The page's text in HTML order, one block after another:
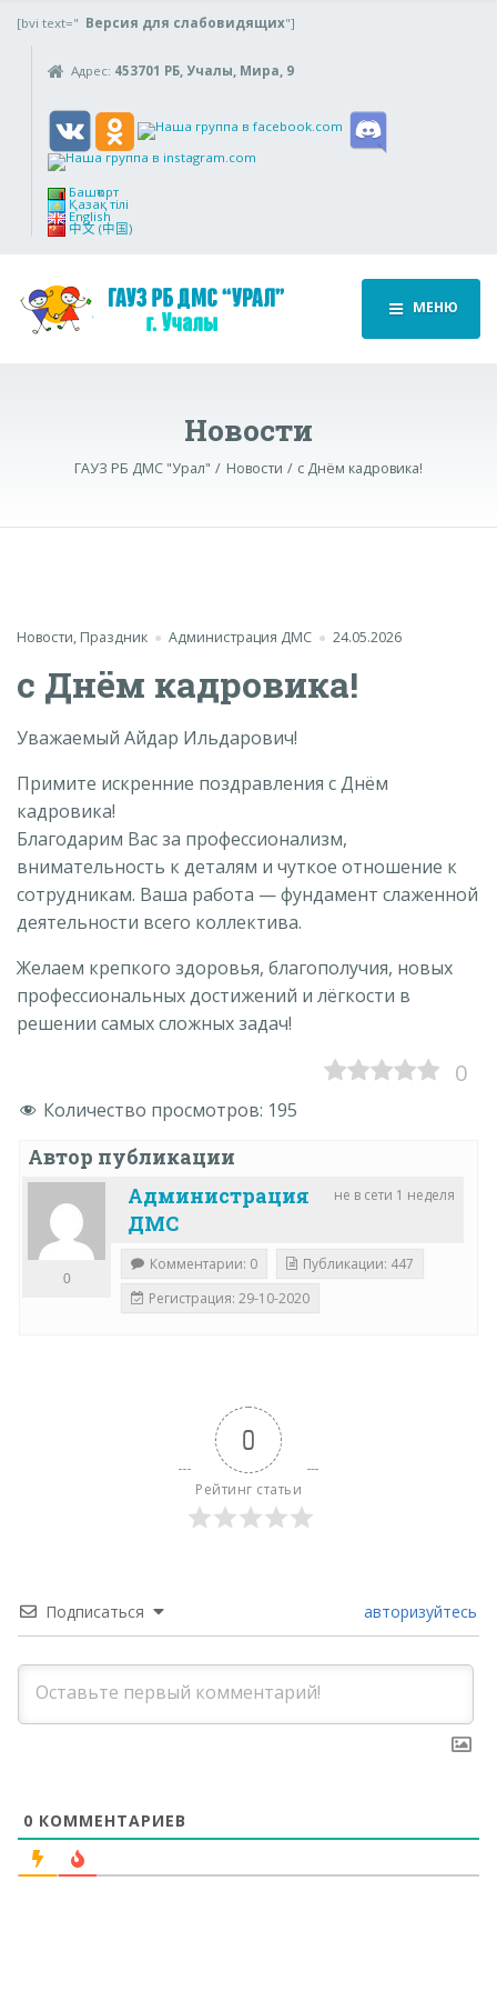
[bvi text=" Версия для слабовидящих"]
Адрес: 453701 РБ, Учалы, Мира, 9
Башҡорт
Қазақ тілі
English
中文 (中国)
МЕНЮ
Новости
ГАУЗ РБ ДМС "Урал" Новости с Днём кадровика!
Новости, Праздник Администрация ДМС 24.05.2026
с Днём кадровика!
Уважаемый Айдар Ильдарович!
Примите искренние поздравления с Днём
кадровика!
Благодарим Вас за профессионализм,
внимательность к деталям и чуткое отношение к
сотрудникам. Ваша работа — фундамент слаженной
деятельности всего коллектива.
Желаем крепкого здоровья, благополучия, новых
профессиональных достижений и лёгкости в
решении самых сложных задач!
0
Количество просмотров: 195
Автор публикации
не в сети 1 неделя
Администрация
ДМС
0
Комментарии: 0
Публикации: 447
Регистрация: 29-10-2020
0
Рейтинг статьи
Подписаться авторизуйтесь
0 КОММЕНТАРИЕВ